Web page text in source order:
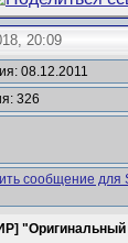
20:09
08.12.2011
326
"Оригинальный